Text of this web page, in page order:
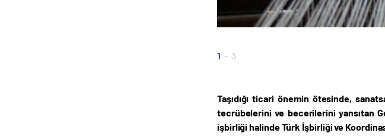
1 - 3
Taşıdığı ticari önemin ötesinde,
tecrübelerini ve becerilerini yansıtan
işbirliği halinde Türk İşbirliği ve